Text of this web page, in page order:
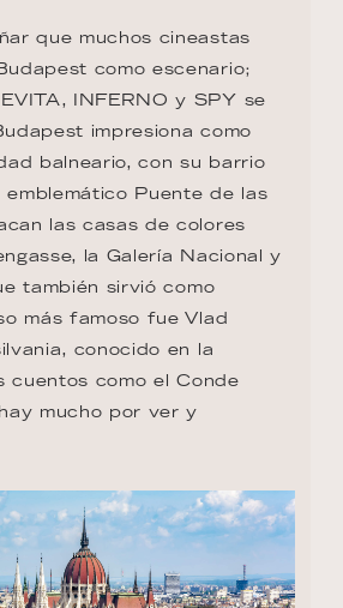
que muchos cineastas
como escenario;
INFERNO y SPY se
impresiona como
balneario, con su barrio
Puente de las
las casas de colores
la Galería Nacional y
también sirvió como
más famoso fue Vlad
conocido en la
cuentos como el Conde
mucho por ver y